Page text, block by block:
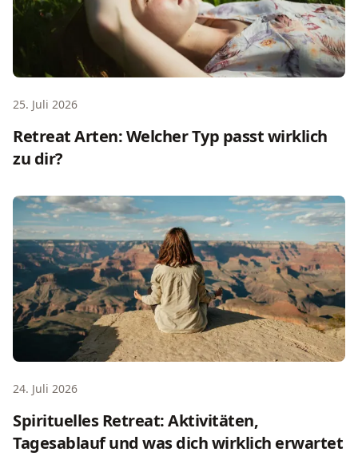
25. Juli 2026
Retreat Arten: Welcher Typ passt wirklich
zu dir?
Spirituelles Retreat: Aktivitäten, Tagesablauf und was
24. Juli 2026
Spirituelles Retreat: Aktivitäten,
Tagesablauf und was dich wirklich erwartet